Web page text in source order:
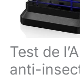
Test de
anti-